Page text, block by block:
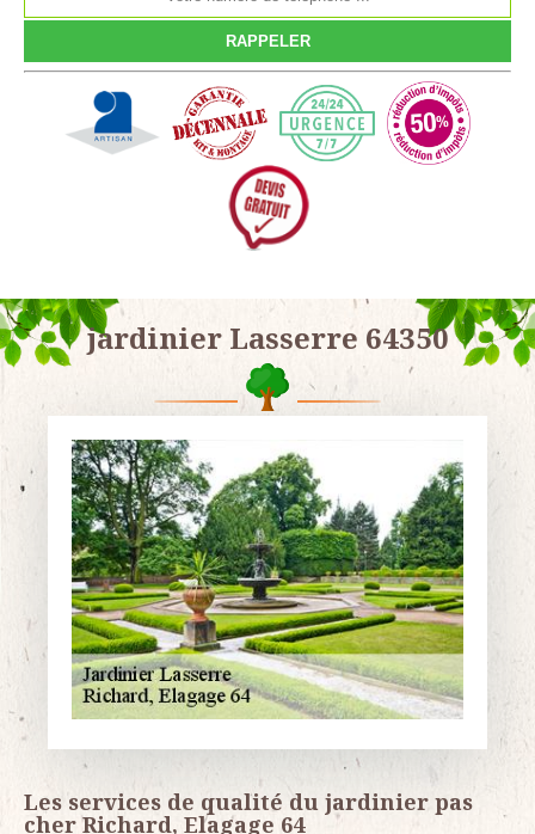
jardinier Lasserre 64350
Les services de qualité du jardinier pas
cher Richard, Elagage 64